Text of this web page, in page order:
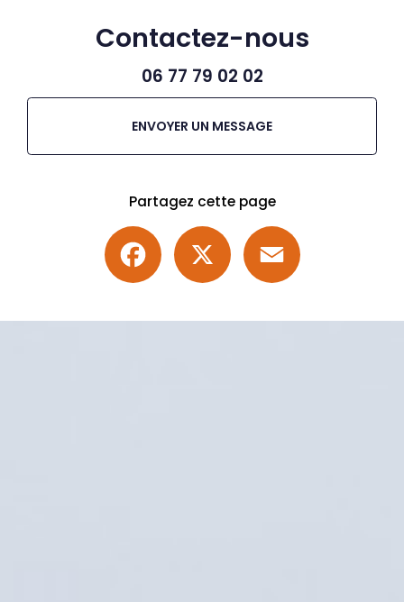
Contactez-nous
06 77 79 02 02
ENVOYER UN MESSAGE
Partagez cette page
Facebook